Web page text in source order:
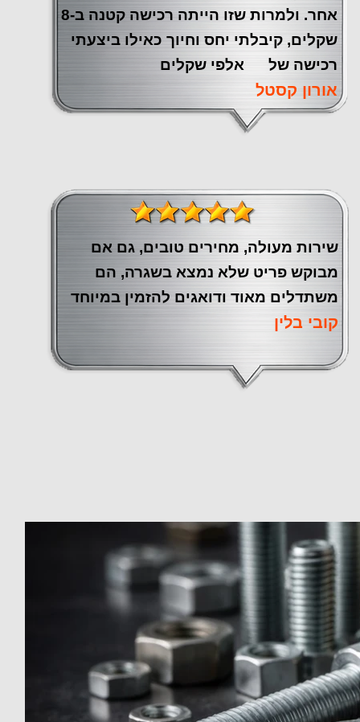
אחר. ולמרות שזו הייתה רכישה קטנה ב-8
שקלים, קיבלתי יחס וחיוך כאילו ביצעתי
רכישה של אלפי שקלים
אורון קסטל
שירות מעולה, מחירים טובים, גם אם
מבוקש פריט שלא נמצא בשגרה, הם
משתדלים מאוד ודואגים להזמין במיוחד
קובי בלין